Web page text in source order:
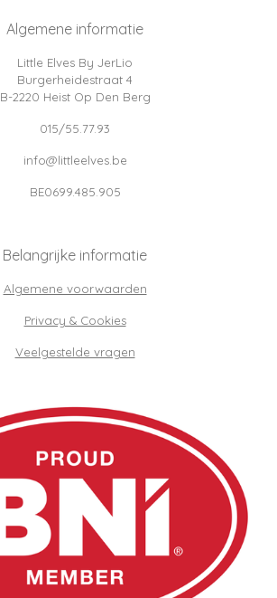
Algemene informatie
Little Elves By JerLio
Burgerheidestraat 4
B-2220 Heist Op Den Berg
015/55.77.93
info@littleelves.be
BE0699.485.905
Belangrijke informatie
Algemene voorwaarden
Privacy & Cookies
Veelgestelde vragen